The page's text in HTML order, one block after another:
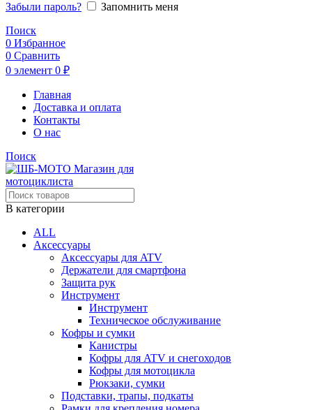
Забыли пароль?
Запомнить меня
Поиск
0 Избранное
0 Сравнить
0 элемент 0 ₽
Главная
Доставка и оплата
Контакты
О нас
Поиск
В категории
ALL
Аксессуары
Аксессуары для ATV
Держатели для смартфона
Защита рук
Инструмент
Инструмент
Техническое обслуживание
Кофры и сумки
Канистры
Кофры для ATV и снегоходов
Кофры для мотоцикла
Рюкзаки, сумки
Подставки, трапы, подкаты